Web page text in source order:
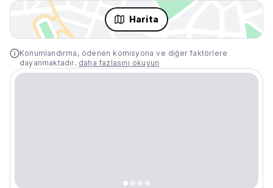
Harita
Konumlandırma, ödenen komisyona ve diğer faktörlere
dayanmaktadır. daha fazlasını okuyun